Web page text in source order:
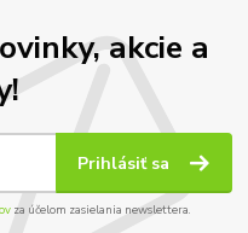
akcie a
Prihlásiť sa
za účelom zasielania newslettera.